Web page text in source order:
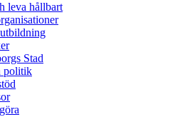
leva hållbart
Stad
politik